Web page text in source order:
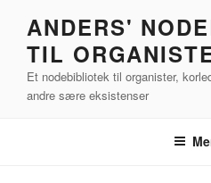
indhold
ANDERS'
TIL
Et nodebibliotek til organister,
andre sære eksistenser